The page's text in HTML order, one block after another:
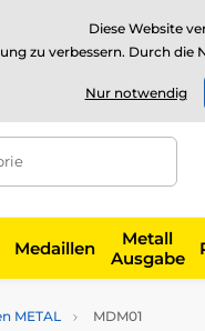
504 verifizierte
Medaillen
Metall
Ausgabe
METAL MDM01
Diese Website
zu verbessern. Durch
Nur notwendig